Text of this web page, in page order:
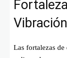
Las fortalezas